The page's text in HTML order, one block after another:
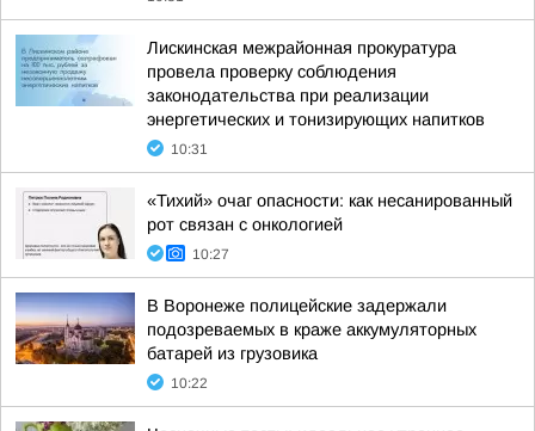
Лискинская межрайонная прокуратура
провела проверку соблюдения
законодательства при реализации
энергетических и тонизирующих напитков
10:31
«Тихий» очаг опасности: как несанированный
рот связан с онкологией
10:27
В Воронеже полицейские задержали
подозреваемых в краже аккумуляторных
батарей из грузовика
10:22